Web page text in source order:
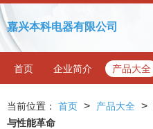
嘉兴本科电器有限公司
首页 企业简介 产品大全
当前位置： 首页 > 产品大全 >
与性能革命